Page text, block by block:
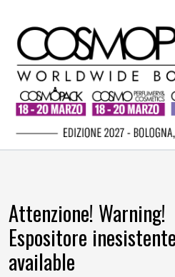
Attenzione! Warning!
Espositore
available